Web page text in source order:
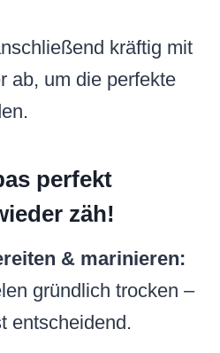
kräftig mit
ab, um die perfekte
perfekt
zäh!
& marinieren:
gründlich trocken –
entscheidend.